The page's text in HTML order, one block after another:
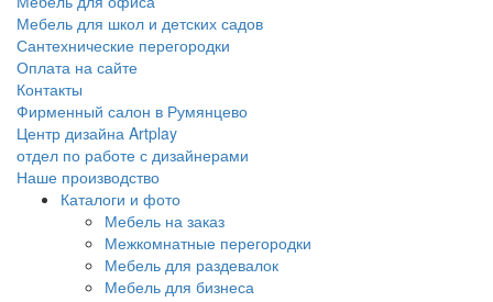
Мебель для школ и детских садов
Сантехнические перегородки
Оплата на сайте
Контакты
Фирменный салон в Румянцево
Центр дизайна Artplay
отдел по работе с дизайнерами
Наше производство
Каталоги и фото
Мебель на заказ
Межкомнатные перегородки
Мебель для раздевалок
Мебель для бизнеса